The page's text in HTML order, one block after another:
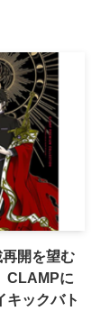
開を望む
CLAMPに
キックバト